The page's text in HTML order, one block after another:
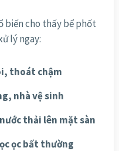
biến cho thấy bể phốt
lý ngay:
thoát chậm
nhà vệ sinh
thải lên mặt sàn
ọc bất thường